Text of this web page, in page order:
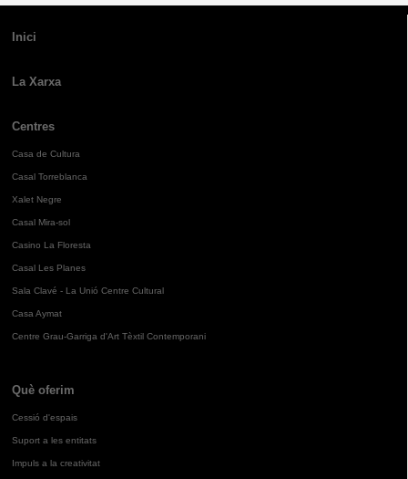
Inici
La Xarxa
Centres
Casa de Cultura
Casal Torreblanca
Xalet Negre
Casal Mira-sol
Casino La Floresta
Casal Les Planes
Sala Clavé - La Unió Centre Cultural
Casa Aymat
Centre Grau-Garriga d'Art Tèxtil Contemporani
Què oferim
Cessió d'espais
Suport a les entitats
Impuls a la creativitat